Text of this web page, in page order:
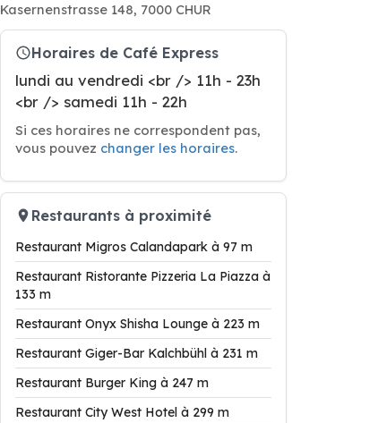
Kasernenstrasse 148, 7000 CHUR
Horaires de Café Express
lundi au vendredi <br /> 11h - 23h
<br /> samedi 11h - 22h
Si ces horaires ne correspondent pas,
vous pouvez changer les horaires.
Restaurants à proximité
Restaurant Migros Calandapark à 97 m
Restaurant Ristorante Pizzeria La Piazza à
133 m
Restaurant Onyx Shisha Lounge à 223 m
Restaurant Giger-Bar Kalchbühl à 231 m
Restaurant Burger King à 247 m
Restaurant City West Hotel à 299 m